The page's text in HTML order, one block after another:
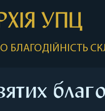
УПЦ
БЛАГОДІЙНІСТЬ